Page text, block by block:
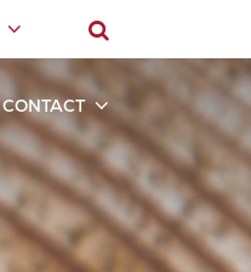
CONTACT